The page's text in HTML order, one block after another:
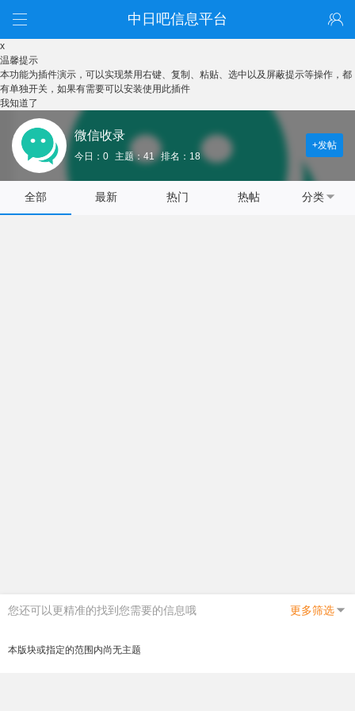
中日吧信息平台
x
温馨提示
本功能为插件演示，可以实现禁用右键、复制、粘贴、选中以及屏蔽提示等操作，都
有单独开关，如果有需要可以安装使用此插件
我知道了
微信收录
今日：0 主题：41 排名：18
+发帖
全部 最新 热门 热帖 分类
您还可以更精准的找到您需要的信息哦 更多筛选
本版块或指定的范围内尚无主题